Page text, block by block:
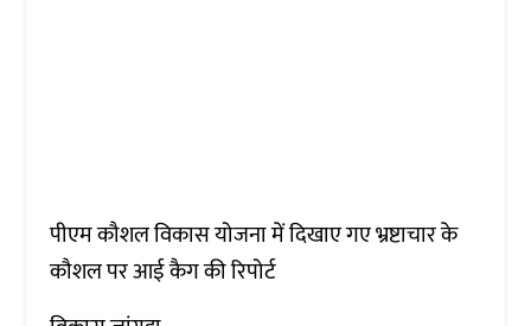
पीएम कौशल विकास योजना में दिखाए गए भ्रष्टाचार के
कौशल पर आई कैग की रिपोर्ट